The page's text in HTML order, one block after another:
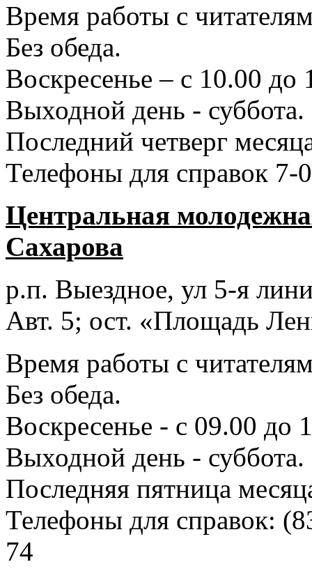
Время работы с
Без обеда.
Воскресенье – с 10.00 до
Выходной день - суббота.
Последний четверг
Телефоны для справок 7-
Центральная
Сахарова
р.п. Выездное, ул 5-я
Авт. 5; ост. «Площадь
Время работы с
Без обеда.
Воскресенье - с 09.00 до
Выходной день - суббота.
Последняя пятница
Телефоны для справок:
74